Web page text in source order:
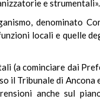
e strumentali».
denominato
locali e quelle
(a cominciare dai
il Tribunale di Ancona
anche sul